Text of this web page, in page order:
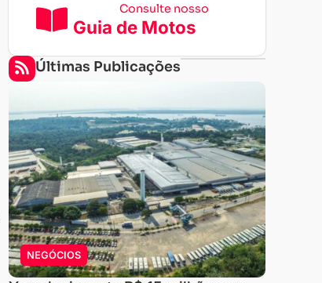
Consulte nosso
Guia de Motos
Últimas Publicações
NEGÓCIOS